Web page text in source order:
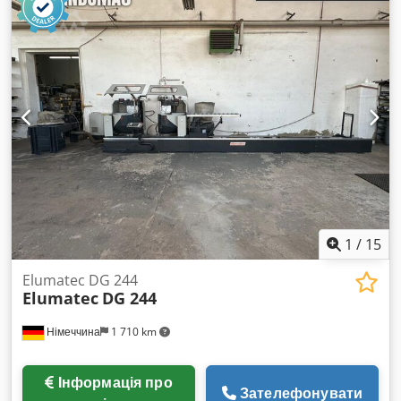
2 x 2,5 к.с. (близько 1,8 кВт) Живлення 380 В, 50 Гц Робочий
тиск 6 атм. Вага 615 кг Технічний стан: Dcodpfx
Asxvmqxepmok Машина була у використанні, технічно
справна, має сліди експлуатації, відповідні до свого віку (рік
випуску 1977). Запрошую зв'язатися для організації огляду
та тестування машини. Можливий самовивіз або доставка
після узгодження умов.
1 / 15
Німеччина 1 710 km
Elumatec DG 244
Elumatec DG 244
Зателефонувати